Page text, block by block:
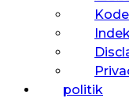
politik